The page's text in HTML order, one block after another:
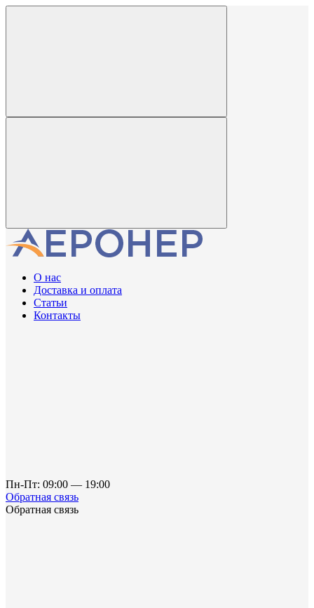
О нас
Доставка и оплата
Статьи
Контакты
Пн-Пт: 09:00 — 19:00
Обратная связь
Обратная связь